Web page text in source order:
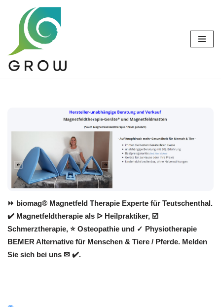
Zum
springen
⏩ biomag® Magnetfeld Therapie Experte für Teutschenthal.
✔️ Magnetfeldtherapie als ᐅ Heilpraktiker, ☑️
Schmerztherapie, ⭐ Osteopathie und ✓ Physiotherapie
BEMER Alternative für Menschen & Tiere / Pferde. Melden
Sie sich bei uns ✉ ✔️.